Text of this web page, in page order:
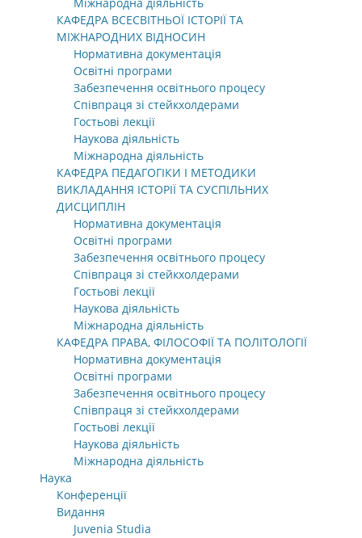
КАФЕДРА ВСЕСВІТНЬОЇ ІСТОРІЇ ТА
МІЖНАРОДНИХ ВІДНОСИН
Нормативна документація
Освітні програми
Забезпечення освітнього процесу
Співпраця зі стейкхолдерами
Гостьові лекції
Наукова діяльність
Міжнародна діяльність
КАФЕДРА ПЕДАГОГІКИ І МЕТОДИКИ
ВИКЛАДАННЯ ІСТОРІЇ ТА СУСПІЛЬНИХ
ДИСЦИПЛІН
Нормативна документація
Освітні програми
Забезпечення освітнього процесу
Співпраця зі стейкхолдерами
Гостьові лекції
Наукова діяльність
Міжнародна діяльність
КАФЕДРА ПРАВА, ФІЛОСОФІЇ ТА ПОЛІТОЛОГІЇ
Нормативна документація
Освітні програми
Забезпечення освітнього процесу
Співпраця зі стейкхолдерами
Гостьові лекції
Наукова діяльність
Міжнародна діяльність
Наука
Конференції
Видання
Juvenia Studia